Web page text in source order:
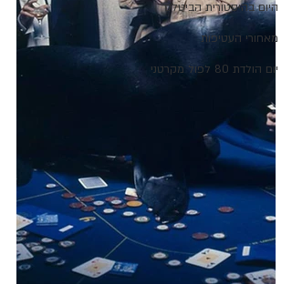
היום בהיסטורית הביטלס
מאחורי העטיפות
יום הולדת 80 לפול מקרטני